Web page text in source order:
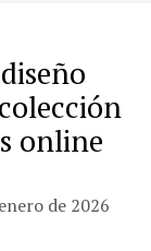
online
de 2026